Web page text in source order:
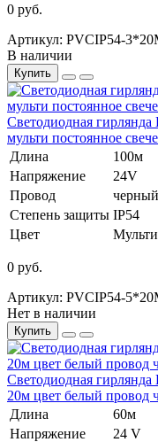
0 руб.
Артикул: PVCIP54-
В наличии
Купить
Светодиодная
мульти постоянное
Длина
100м
Напряжение
24V
Провод
черный
Степень защиты IP54
Цвет
Мульти
0 руб.
Артикул: PVCIP54-
Нет в наличии
Купить
Светодиодная
20м цвет белый провод
Длина
60м
Напряжение
24 V